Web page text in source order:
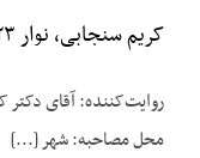
کریم سنجابی، نوار ۲۳
محل مصاحبه: شهر [...]